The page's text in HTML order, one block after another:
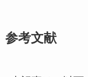
参考文献